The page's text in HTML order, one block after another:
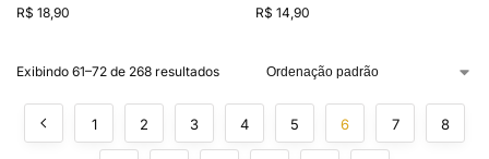
R$ 18,90 R$ 14,90
Exibindo 61–72 de 268 resultados
1 2 3 4 5 6 7 8